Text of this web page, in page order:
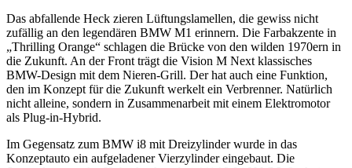
Das abfallende Heck zieren Lüftungslamellen, die gewiss nicht
zufällig an den legendären BMW M1 erinnern. Die Farbakzente in
„Thrilling Orange“ schlagen die Brücke von den wilden 1970ern in
die Zukunft. An der Front trägt die Vision M Next klassisches
BMW-Design mit dem Nieren-Grill. Der hat auch eine Funktion,
den im Konzept für die Zukunft werkelt ein Verbrenner. Natürlich
nicht alleine, sondern in Zusammenarbeit mit einem Elektromotor
als Plug-in-Hybrid.
Im Gegensatz zum BMW i8 mit Dreizylinder wurde in das
Konzeptauto ein aufgeladener Vierzylinder eingebaut. Die